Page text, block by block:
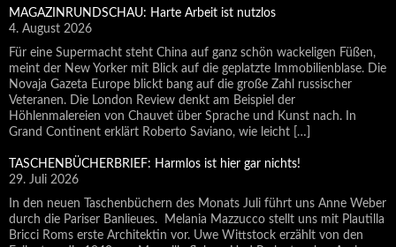
MAGAZINRUNDSCHAU: Harte Arbeit ist nutzlos
4. August 2026
Für eine Supermacht steht China auf ganz schön wackeligen Füßen,
meint der New Yorker mit Blick auf die geplatzte Immobilienblase. Die
Novaja Gazeta Europe blickt bang auf die große Zahl russischer
Veteranen. Die London Review denkt am Beispiel der
Höhlenmalereien von Chauvet über Sprache und Kunst nach. In
Grand Continent erklärt Roberto Saviano, wie leicht […]
TASCHENBÜCHERBRIEF: Harmlos ist hier gar nichts!
29. Juli 2026
In den neuen Taschenbüchern des Monats Juli führt uns Anne Weber
durch die Pariser Banlieues. Melania Mazzucco stellt uns mit Plautilla
Bricci Roms erste Architektin vor. Uwe Wittstock erzählt von den